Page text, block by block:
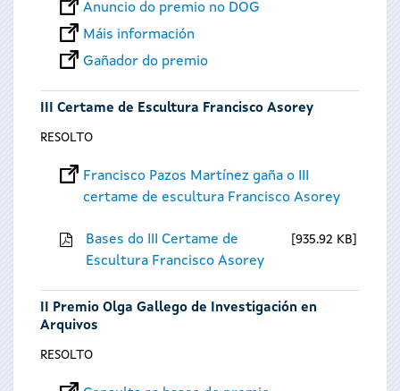
Anuncio do premio no DOG
Máis información
Gañador do premio
III Certame de Escultura Francisco Asorey
RESOLTO
Francisco Pazos Martínez gaña o III
certame de escultura Francisco Asorey
Bases do III Certame de
Escultura Francisco Asorey
935.92 KB
II Premio Olga Gallego de Investigación en
Arquivos
RESOLTO